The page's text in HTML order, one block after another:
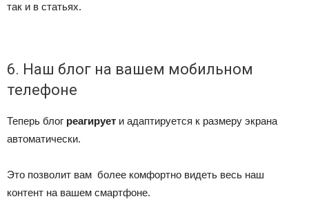
так и в статьях.
6. Наш блог на вашем мобильном
телефоне
Теперь блог реагирует и адаптируется к размеру экрана
автоматически.
Это позволит вам более комфортно видеть весь наш
контент на вашем смартфоне.